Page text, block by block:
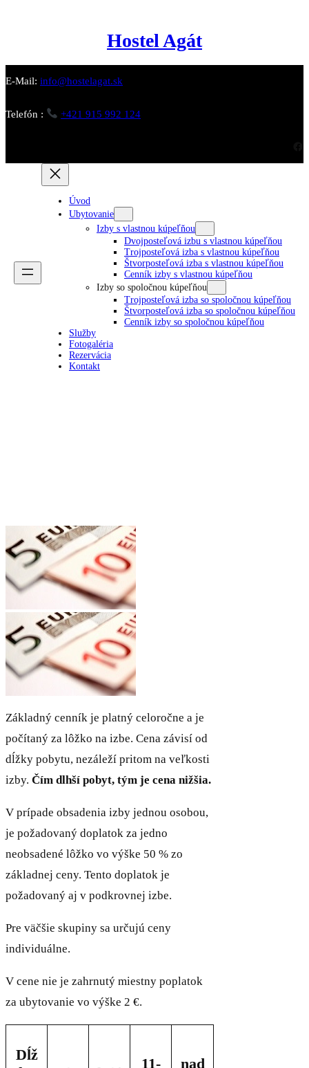
Hostel Agát
E-Mail: info@hostelagat.sk
Telefón : +421 915 992 124
Úvod
Ubytovanie
Izby s vlastnou kúpeľňou
Dvojposteľová izbu s vlastnou kúpeľňou
Trojposteľová izba s vlastnou kúpeľňou
Štvorposteľová izba s vlastnou kúpeľňou
Cenník izby s vlastnou kúpeľňou
Izby so spoločnou kúpeľňou
Trojposteľová izba so spoločnou kúpeľňou
Štvorposteľová izba so spoločnou kúpeľňou
Cenník izby so spoločnou kúpeľňou
Služby
Fotogaléria
Rezervácia
Kontakt
Základný cenník je platný celoročne a je
počítaný za lôžko na izbe. Cena závisí od
dĺžky pobytu, nezáleží pritom na veľkosti
izby. Čím dlhší pobyt, tým je cena nižšia.
V prípade obsadenia izby jednou osobou,
je požadovaný doplatok za jedno
neobsadené lôžko vo výške 50 % zo
základnej ceny. Tento doplatok je
požadovaný aj v podkrovnej izbe.
Pre väčšie skupiny sa určujú ceny
individuálne.
V cene nie je zahrnutý miestny poplatok
za ubytovanie vo výške 2 €.
Dĺž
11-
nad